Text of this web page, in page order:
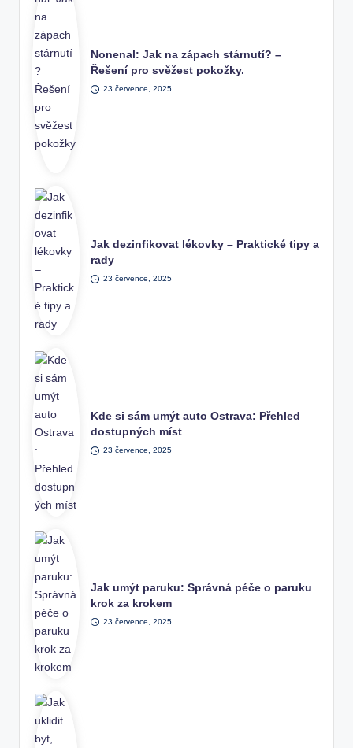
Nonenal: Jak na zápach stárnutí? –
Řešení pro svěžest pokožky.
23 července, 2025
Jak dezinfikovat lékovky – Praktické tipy a
rady
23 července, 2025
Kde si sám umýt auto Ostrava: Přehled
dostupných míst
23 července, 2025
Jak umýt paruku: Správná péče o paruku
krok za krokem
23 července, 2025